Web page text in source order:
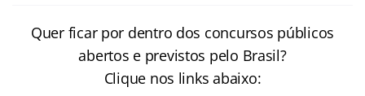
Quer ficar por dentro dos concursos públicos
abertos e previstos pelo Brasil?
Clique nos links abaixo: